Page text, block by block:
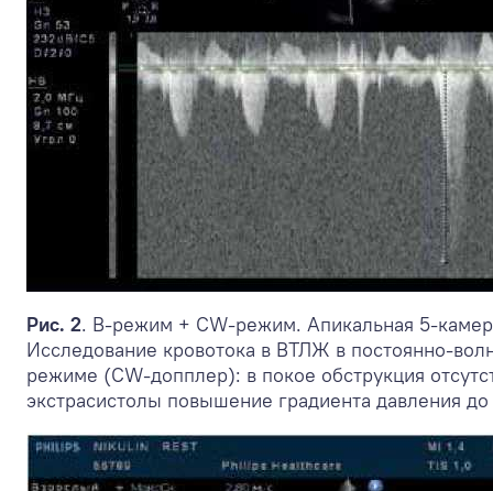
Рис. 2. В-режим + CW-режим. Апикальная 5-
Исследование кровотока в ВТЛЖ в постоянно-
режиме (CW-допплер): в покое обструкция
экстрасистолы повышение градиента давления до